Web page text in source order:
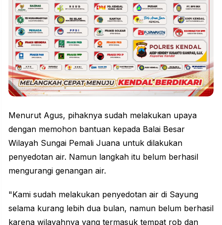
Menurut Agus, pihaknya sudah melakukan upaya
dengan memohon bantuan kepada Balai Besar
Wilayah Sungai Pemali Juana untuk dilakukan
penyedotan air. Namun langkah itu belum berhasil
mengurangi genangan air.
"Kami sudah melakukan penyedotan air di Sayung
selama kurang lebih dua bulan, namun belum berhasil
karena wilayahnya yang termasuk tempat rob dan